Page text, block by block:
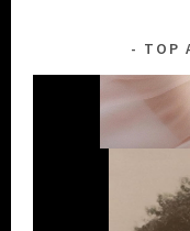
TOP